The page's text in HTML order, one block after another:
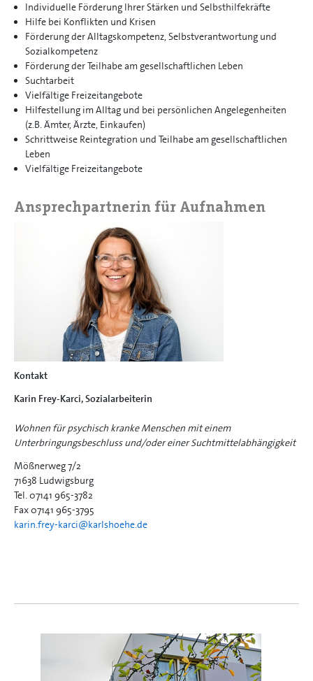
Individuelle Förderung Ihrer Stärken und Selbsthilfekräfte
Hilfe bei Konflikten und Krisen
Förderung der Alltagskompetenz, Selbstverantwortung und
Sozialkompetenz
Förderung der Teilhabe am gesellschaftlichen Leben
Suchtarbeit
Vielfältige Freizeitangebote
Hilfestellung im Alltag und bei persönlichen Angelegenheiten
(z.B. Ämter, Ärzte, Einkaufen)
Schrittweise Reintegration und Teilhabe am gesellschaftlichen
Leben
Vielfältige Freizeitangebote
Ansprechpartnerin für Aufnahmen
Kontakt
Karin Frey-Karci, Sozialarbeiterin
Wohnen für psychisch kranke Menschen mit einem
Unterbringungsbeschluss und/oder einer Suchtmittelabhängigkeit
Mößnerweg 7/2
71638 Ludwigsburg
Tel. 07141 965-3782
Fax 07141 965-3795
karin.frey-karci@karlshoehe.de